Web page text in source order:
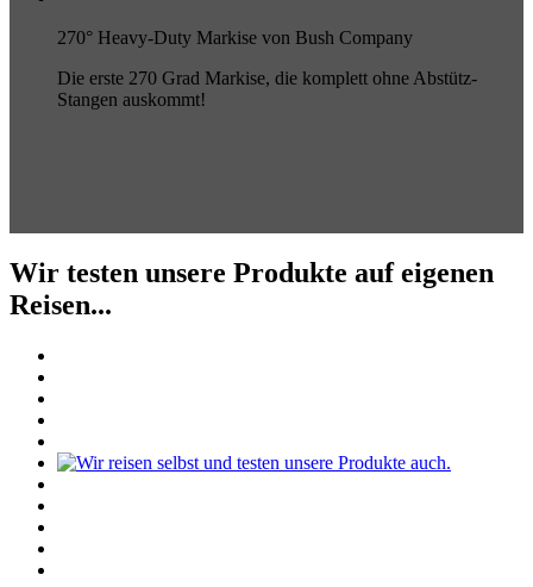
270° Heavy-Duty Markise von Bush Company
Die erste 270 Grad Markise, die komplett ohne Abstütz-
Stangen auskommt!
Wir testen unsere Produkte auf eigenen
Reisen...